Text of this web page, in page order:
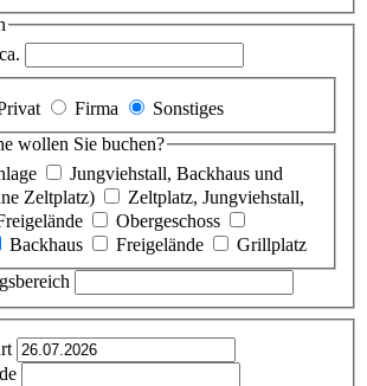
Firma
Sonstiges
wollen Sie buchen?
Jungviehstall, Backhaus und
Zeltplatz)
Zeltplatz, Jungviehstall,
Obergeschoss
Backhaus Freigelände
Grillplatz